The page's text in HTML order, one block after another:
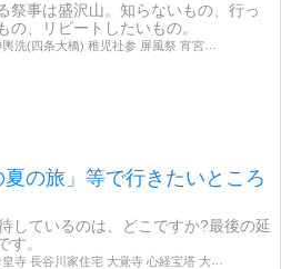
祭事は盛沢山。知らないもの、行っ
の、リピートしたいもの。
納 あばれ観音 山鉾巡行 神幸祭 花傘巡行 還幸祭 神用水清祓式 夏越祭 その他 興味なし
の旅」等で行きたいところ
しているのは、どこですか?最後の延
す。
長谷川家住宅 大覚寺 心経宝塔 大雲院